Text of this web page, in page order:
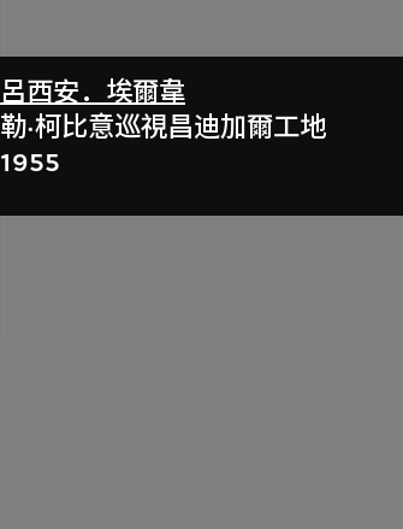
呂西安．埃爾韋
勒·柯比意巡視昌迪加爾工地
1955